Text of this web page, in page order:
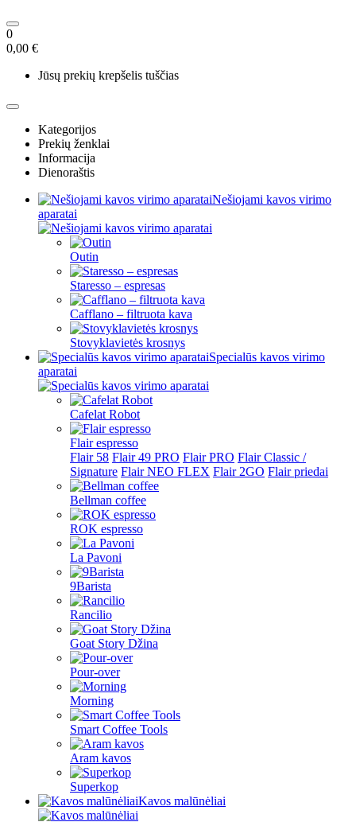
0
0,00 €
Jūsų prekių krepšelis tuščias
Kategorijos
Prekių ženklai
Informacija
Dienoraštis
Nešiojami kavos virimo
aparatai
Outin
Staresso – espresas
Cafflano – filtruota kava
Stovyklavietės krosnys
Specialūs kavos virimo
aparatai
Cafelat Robot
Flair espresso
Flair 58 Flair 49 PRO Flair PRO Flair Classic /
Signature Flair NEO FLEX Flair 2GO Flair priedai
Bellman coffee
ROK espresso
La Pavoni
9Barista
Rancilio
Goat Story Džina
Pour-over
Morning
Smart Coffee Tools
Aram kavos
Superkop
Kavos malūnėliai